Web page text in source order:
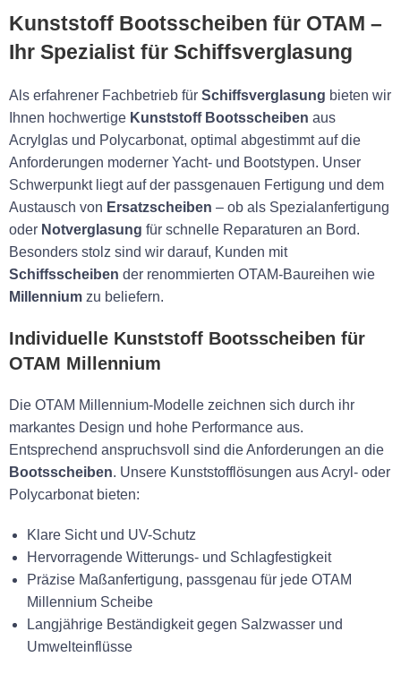
Kunststoff Bootsscheiben für OTAM –
Ihr Spezialist für Schiffsverglasung
Als erfahrener Fachbetrieb für Schiffsverglasung bieten wir
Ihnen hochwertige Kunststoff Bootsscheiben aus
Acrylglas und Polycarbonat, optimal abgestimmt auf die
Anforderungen moderner Yacht- und Bootstypen. Unser
Schwerpunkt liegt auf der passgenauen Fertigung und dem
Austausch von Ersatzscheiben – ob als Spezialanfertigung
oder Notverglasung für schnelle Reparaturen an Bord.
Besonders stolz sind wir darauf, Kunden mit
Schiffsscheiben der renommierten OTAM-Baureihen wie
Millennium zu beliefern.
Individuelle Kunststoff Bootsscheiben für
OTAM Millennium
Die OTAM Millennium-Modelle zeichnen sich durch ihr
markantes Design und hohe Performance aus.
Entsprechend anspruchsvoll sind die Anforderungen an die
Bootsscheiben. Unsere Kunststofflösungen aus Acryl- oder
Polycarbonat bieten:
Klare Sicht und UV-Schutz
Hervorragende Witterungs- und Schlagfestigkeit
Präzise Maßanfertigung, passgenau für jede OTAM
Millennium Scheibe
Langjährige Beständigkeit gegen Salzwasser und
Umwelteinflüsse